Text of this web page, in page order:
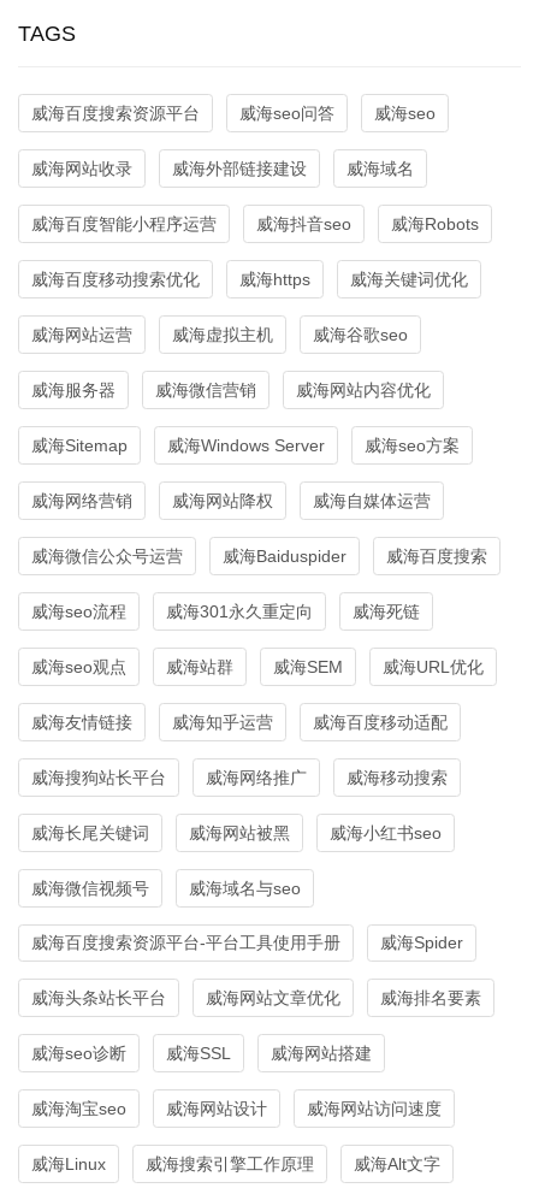
TAGS
威海百度搜索资源平台 威海seo问答 威海seo
威海网站收录 威海外部链接建设 威海域名
威海百度智能小程序运营 威海抖音seo 威海Robots
威海百度移动搜索优化 威海https 威海关键词优化
威海网站运营 威海虚拟主机 威海谷歌seo
威海服务器 威海微信营销 威海网站内容优化
威海Sitemap 威海Windows Server 威海seo方案
威海网络营销 威海网站降权 威海自媒体运营
威海微信公众号运营 威海Baiduspider 威海百度搜索
威海seo流程 威海301永久重定向 威海死链
威海seo观点 威海站群 威海SEM 威海URL优化
威海友情链接 威海知乎运营 威海百度移动适配
威海搜狗站长平台 威海网络推广 威海移动搜索
威海长尾关键词 威海网站被黑 威海小红书seo
威海微信视频号 威海域名与seo
威海百度搜索资源平台-平台工具使用手册 威海Spider
威海头条站长平台 威海网站文章优化 威海排名要素
威海seo诊断 威海SSL 威海网站搭建
威海淘宝seo 威海网站设计 威海网站访问速度
威海Linux 威海搜索引擎工作原理 威海Alt文字